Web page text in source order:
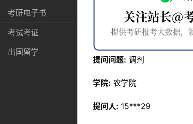
考研电子书
考试考证
出国留学
提问问题: 调剂
学院: 农学院
提问人: 15***29